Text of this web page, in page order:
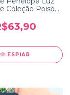
Coleção Poison
ESPIAR